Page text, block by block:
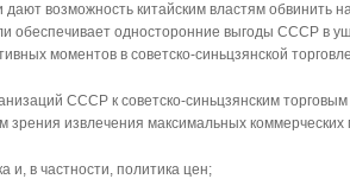
дают возможность китайским властям обвинить
обеспечивает односторонние выгоды СССР в
моментов в советско-синьцзянской
СССР к советско-синьцзянским
зрения извлечения максимальных
и, в частности, политика цен;